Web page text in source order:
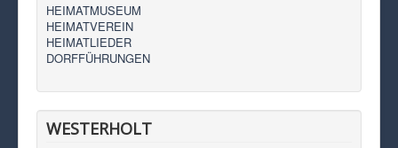
HEIMATMUSEUM
HEIMATVEREIN
HEIMATLIEDER
DORFFÜHRUNGEN
WESTERHOLT